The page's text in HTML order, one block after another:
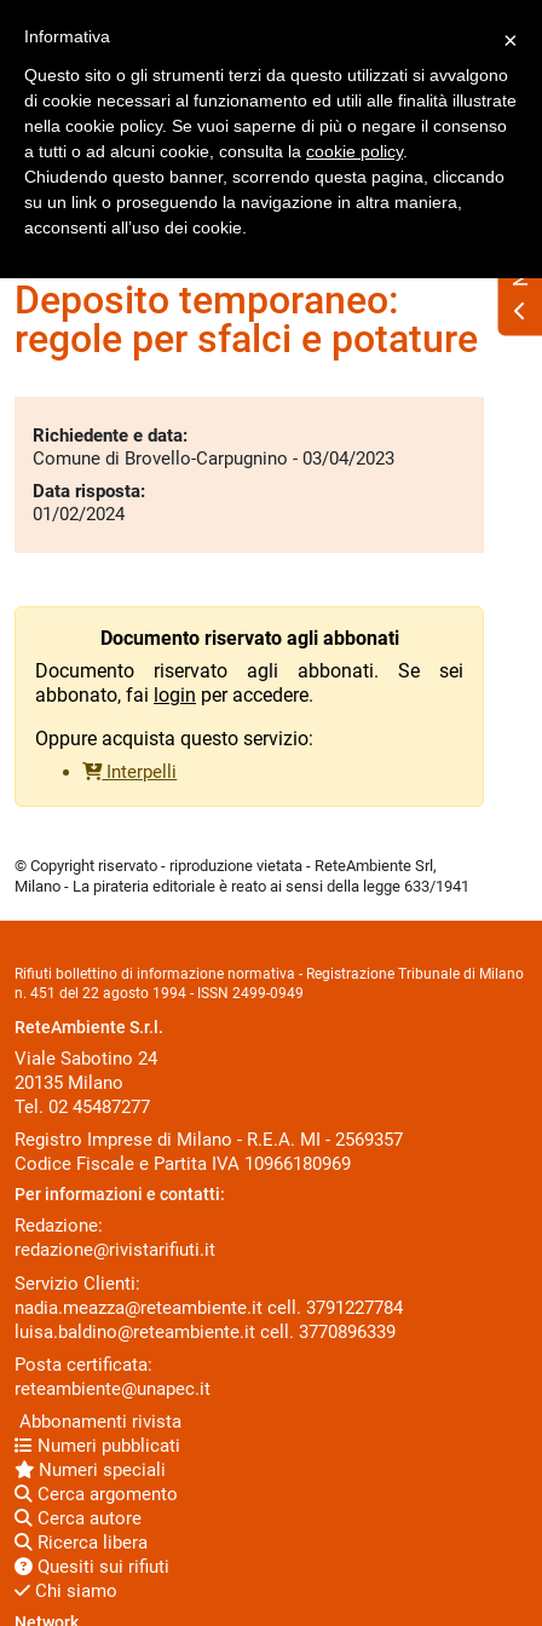
Accedi
Home Interpelli Deposito temporaneo
Deposito temporaneo:
regole per sfalci e potature
Richiedente e data:
Comune di Brovello‐Carpugnino - 03/04/2023
Data risposta:
01/02/2024
Documento riservato agli abbonati
Documento riservato agli abbonati. Se sei
abbonato, fai login per accedere.
Oppure acquista questo servizio:
Interpelli
© Copyright riservato - riproduzione vietata - ReteAmbiente Srl,
Milano - La pirateria editoriale è reato ai sensi della legge 633/1941
Rifiuti bollettino di informazione normativa - Registrazione Tribunale di Milano
n. 451 del 22 agosto 1994 - ISSN 2499-0949
ReteAmbiente S.r.l.
Viale Sabotino 24
20135 Milano
Tel. 02 45487277
Registro Imprese di Milano - R.E.A. MI - 2569357
Codice Fiscale e Partita IVA 10966180969
Per informazioni e contatti:
Redazione:
redazione@rivistarifiuti.it
Servizio Clienti:
nadia.meazza@reteambiente.it cell. 3791227784
luisa.baldino@reteambiente.it cell. 3770896339
Posta certificata:
reteambiente@unapec.it
Abbonamenti rivista
Numeri pubblicati
Numeri speciali
Cerca argomento
Cerca autore
Ricerca libera
Quesiti sui rifiuti
Chi siamo
Network
×
Informativa
Questo sito o gli strumenti terzi da questo utilizzati si avvalgono
di cookie necessari al funzionamento ed utili alle finalità illustrate
nella cookie policy. Se vuoi saperne di più o negare il consenso
a tutti o ad alcuni cookie, consulta la cookie policy.
Chiudendo questo banner, scorrendo questa pagina, cliccando
su un link o proseguendo la navigazione in altra maniera,
acconsenti all’uso dei cookie.